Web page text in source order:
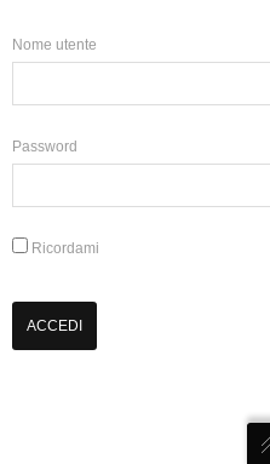
Nome utente
Password
Ricordami